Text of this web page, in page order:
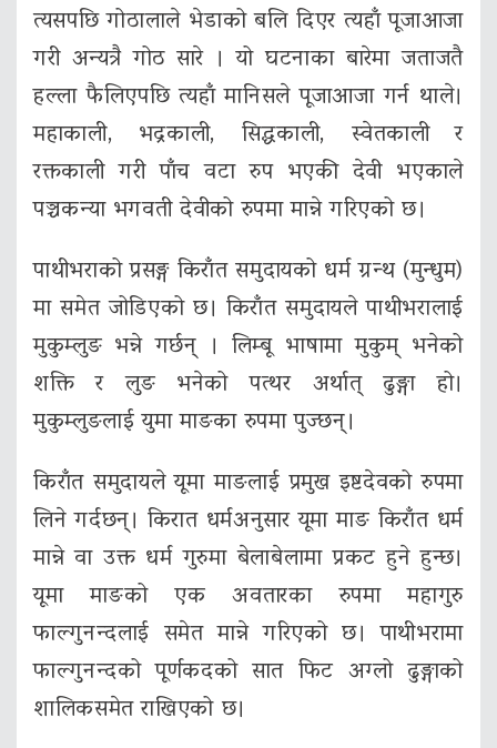
त्यसपछि गोठालाले भेडाको बलि दिएर त्यहाँ पूजाआजा
गरी अन्यत्रै गोठ सारे । यो घटनाका बारेमा जताजतै
हल्ला फैलिएपछि त्यहाँ मानिसले पूजाआजा गर्न थाले।
महाकाली, भद्रकाली, सिद्धकाली, स्वेतकाली र
रक्तकाली गरी पाँच वटा रुप भएकी देवी भएकाले
पञ्चकन्या भगवती देवीको रुपमा मान्ने गरिएको छ।
पाथीभराको प्रसङ्ग किराँत समुदायको धर्म ग्रन्थ (मुन्धुम)
मा समेत जोडिएको छ। किराँत समुदायले पाथीभरालाई
मुकुम्लुङ भन्ने गर्छन् । लिम्बू भाषामा मुकुम् भनेको
शक्ति र लुङ भनेको पत्थर अर्थात् ढुङ्गा हो।
मुकुम्लुङलाई युमा माङका रुपमा पुज्छन्।
किराँत समुदायले यूमा माङलाई प्रमुख इष्टदेवको रुपमा
लिने गर्दछन्। किरात धर्मअनुसार यूमा माङ किराँत धर्म
मान्ने वा उक्त धर्म गुरुमा बेलाबेलामा प्रकट हुने हुन्छ।
यूमा माङको एक अवतारका रुपमा महागुरु
फाल्गुनन्दलाई समेत मान्ने गरिएको छ। पाथीभरामा
फाल्गुनन्दको पूर्णकदको सात फिट अग्लो ढुङ्गाको
शालिकसमेत राखिएको छ।